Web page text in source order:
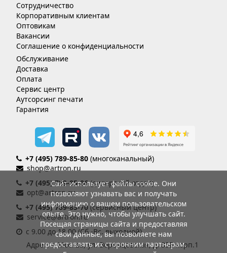
Сотрудничество
Корпоративным клиентам
Оптовикам
Вакансии
Соглашение о конфиденциальности
Обслуживание
Доставка
Оплата
Сервис центр
Аутсорсинг печати
Гарантия
+7 (495) 789-85-80 (многоканальный)
shop@artron.ru
+7 (495) 789-85-86(дилерский отдел)
opt@artron.ru
+7 (495) 789-85-70 (сервисный центр)
service@artron.ru
с 9.00 до 18.00 (Сб.-Вс. выходной)
Адрес: г. Москва, ул. Воронцовская, д. 35Б корп.1
Сайт использует файлы cookie. Они
позволяют узнавать вас и получать
информацию о вашем пользовательском
опыте. Это нужно, чтобы улучшать сайт.
Посещая страницы сайта и предоставляя
свои данные, вы позволяете нам
предоставлять их сторонним партнерам.